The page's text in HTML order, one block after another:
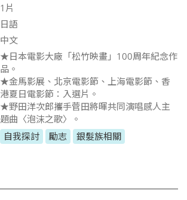
1片
日語
中文
★日本電影大廠「松竹映畫」100周年紀念作
品。
★金馬影展、北京電影節、上海電影節、香
港夏日電影節：入選片。
★野田洋次郎攜手菅田將暉共同演唱感人主
題曲〈泡沫之歌〉。
自我探討 勵志 銀髮族相關